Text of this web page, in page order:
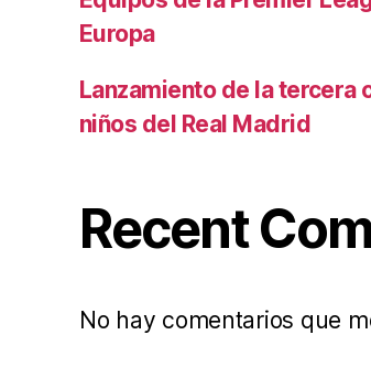
Europa
Lanzamiento de la tercera
niños del Real Madrid
Recent
No hay comentarios que